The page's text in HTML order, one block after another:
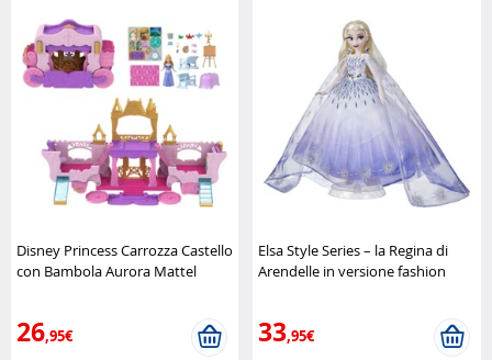
Disney Princess Carrozza Castello
con Bambola Aurora Mattel
26,95€
Elsa Style Series – la Regina di
Arendelle in versione fashion
33,95€